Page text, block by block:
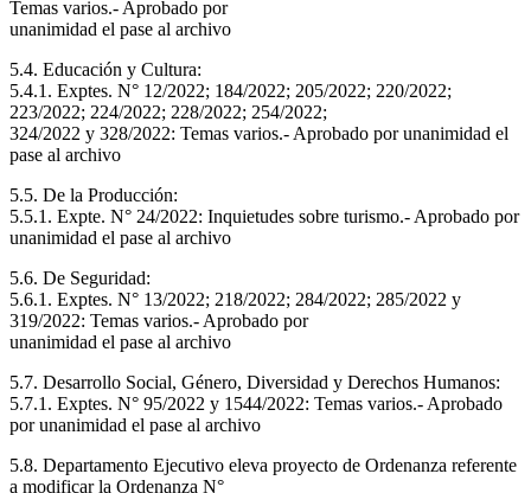
Temas varios.- Aprobado por
unanimidad el pase al archivo
5.4. Educación y Cultura:
5.4.1. Exptes. N° 12/2022; 184/2022; 205/2022; 220/2022;
223/2022; 224/2022; 228/2022; 254/2022;
324/2022 y 328/2022: Temas varios.- Aprobado por unanimidad el
pase al archivo
5.5. De la Producción:
5.5.1. Expte. N° 24/2022: Inquietudes sobre turismo.- Aprobado por
unanimidad el pase al archivo
5.6. De Seguridad:
5.6.1. Exptes. N° 13/2022; 218/2022; 284/2022; 285/2022 y
319/2022: Temas varios.- Aprobado por
unanimidad el pase al archivo
5.7. Desarrollo Social, Género, Diversidad y Derechos Humanos:
5.7.1. Exptes. N° 95/2022 y 1544/2022: Temas varios.- Aprobado
por unanimidad el pase al archivo
5.8. Departamento Ejecutivo eleva proyecto de Ordenanza referente
a modificar la Ordenanza N°